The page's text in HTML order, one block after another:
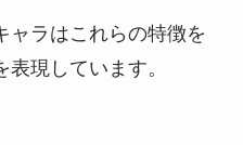
ャラはこれらの特徴を
現しています。